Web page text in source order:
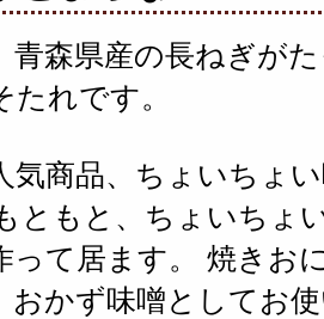
青森県産の長ねぎが
れです。
気商品、ちょいちょ
ともと、ちょいちょ
って居ます。 焼きお
おかず味噌としてお